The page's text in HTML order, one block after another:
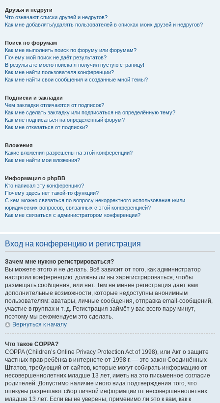
Друзья и недруги
Что означают списки друзей и недругов?
Как мне добавлять/удалять пользователей в списках моих друзей и недругов?
Поиск по форумам
Как мне выполнить поиск по форуму или форумам?
Почему мой поиск не даёт результатов?
В результате моего поиска я получил пустую страницу!
Как мне найти пользователя конференции?
Как мне найти свои сообщения и созданные мной темы?
Подписки и закладки
Чем закладки отличаются от подписок?
Как мне сделать закладку или подписаться на определённую тему?
Как мне подписаться на определённый форум?
Как мне отказаться от подписки?
Вложения
Какие вложения разрешены на этой конференции?
Как мне найти мои вложения?
Информация о phpBB
Кто написал эту конференцию?
Почему здесь нет такой-то функции?
С кем можно связаться по вопросу некорректного использования и/или
юридических вопросов, связанных с этой конференцией?
Как мне связаться с администратором конференции?
Вход на конференцию и регистрация
Зачем мне нужно регистрироваться?
Вы можете этого и не делать. Всё зависит от того, как администратор
настроил конференцию: должны ли вы зарегистрироваться, чтобы
размещать сообщения, или нет. Тем не менее регистрация даёт вам
дополнительные возможности, которые недоступны анонимным
пользователям: аватары, личные сообщения, отправка email-сообщений,
участие в группах и т. д. Регистрация займёт у вас всего пару минут,
поэтому мы рекомендуем это сделать.
Вернуться к началу
Что такое COPPA?
COPPA (Children’s Online Privacy Protection Act of 1998), или Акт о защите
частных прав ребёнка в интернете от 1998 г. — это закон Соединённых
Штатов, требующий от сайтов, которые могут собирать информацию от
несовершеннолетних младше 13 лет, иметь на это письменное согласие
родителей. Допустимо наличие иного вида подтверждения того, что
опекуны разрешают сбор личной информации от несовершеннолетних
младше 13 лет. Если вы не уверены, применимо ли это к вам, как к